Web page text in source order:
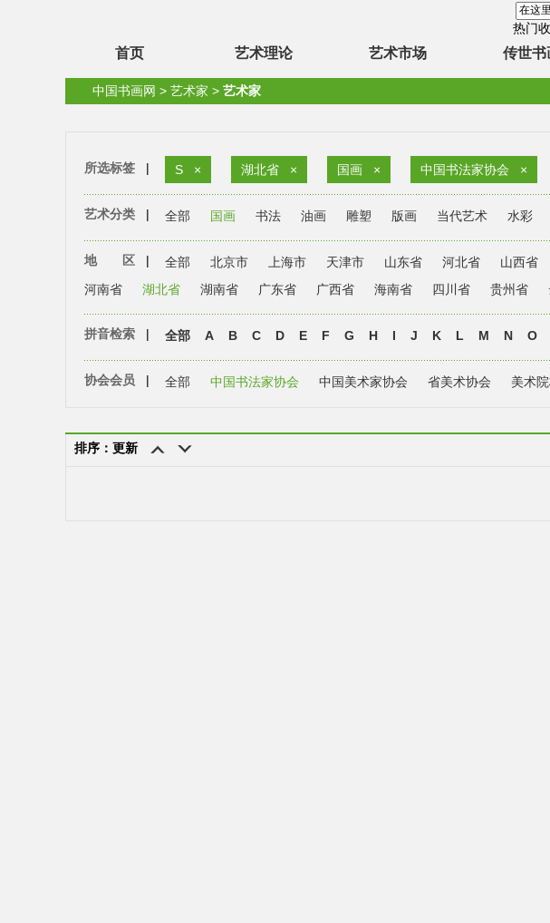
热门
首页 艺术理论 艺术市场 传世书
中国书画网 > 艺术家 > 艺术家
所选标签 | S × 湖北省 × 国画 × 中国书法家协会 ×
艺术分类 | 全部 国画 书法 油画 雕塑 版画 当代艺术 水彩
地 区 | 全部 北京市 上海市 天津市 山东省 河北省 山西省
河南省
湖北省 湖南省 广东省 广西省 海南省 四川省 贵州省
拼音检索 | 全部 A B C D E F G H I J K L M N O
协会会员 | 全部 中国书法家协会 中国美术家协会 省美术协会 美术
排序：更新